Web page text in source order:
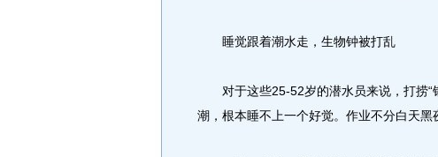
睡觉跟着潮水走，生物钟被打乱
对于这些25-52岁的潜水员来说，打捞“
潮，根本睡不上一个好觉。作业不分白天黑